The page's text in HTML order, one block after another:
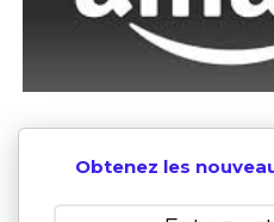
Obtenez les